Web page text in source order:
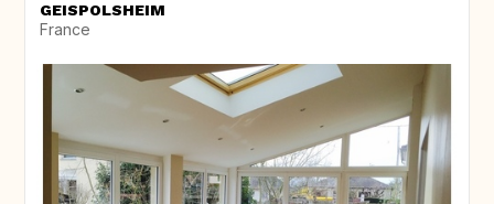
GEISPOLSHEIM
France